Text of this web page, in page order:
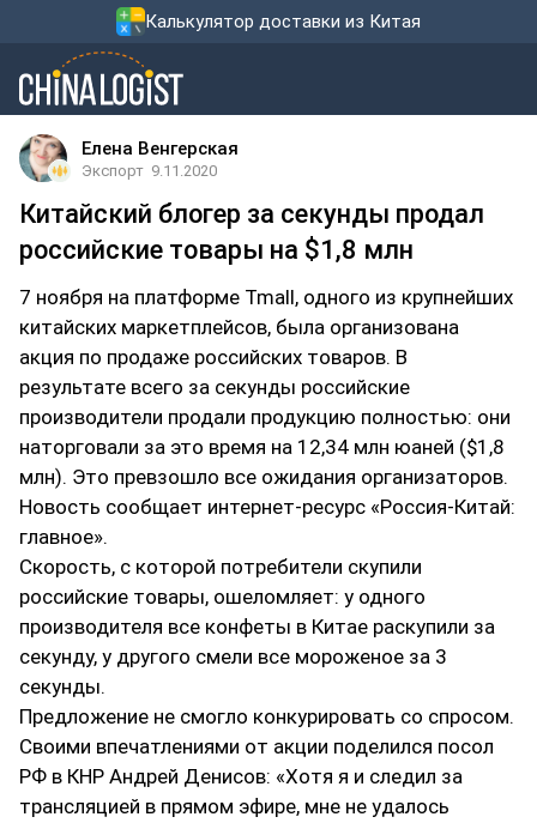
Калькулятор доставки из Китая
Елена Венгерская
Экспорт 9.11.2020
Китайский блогер за секунды продал
российские товары на $1,8 млн
7 ноября на платформе Tmall, одного из крупнейших
китайских маркетплейсов, была организована
акция по продаже российских товаров. В
результате всего за секунды российские
производители продали продукцию полностью: они
наторговали за это время на 12,34 млн юаней ($1,8
млн). Это превзошло все ожидания организаторов.
Новость сообщает интернет-ресурс «Россия-Китай:
главное».
Скорость, с которой потребители скупили
российские товары, ошеломляет: у одного
производителя все конфеты в Китае раскупили за
секунду, у другого смели все мороженое за 3
секунды.
Предложение не смогло конкурировать со спросом.
Своими впечатлениями от акции поделился посол
РФ в КНР Андрей Денисов: «Хотя я и следил за
трансляцией в прямом эфире, мне не удалось